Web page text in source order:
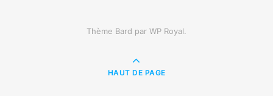
Thème Bard par WP Royal.
HAUT DE PAGE